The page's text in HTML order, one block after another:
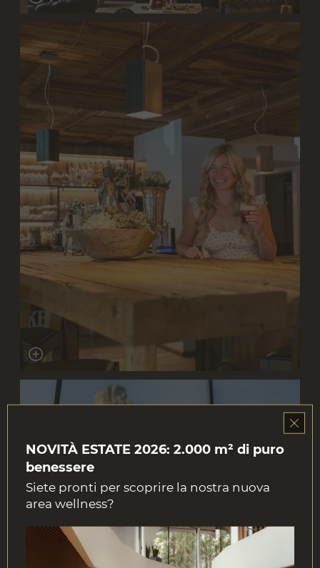
NOVITÀ ESTATE 2026: 2.000 m² di puro
benessere
Siete pronti per scoprire la nostra nuova
area wellness?